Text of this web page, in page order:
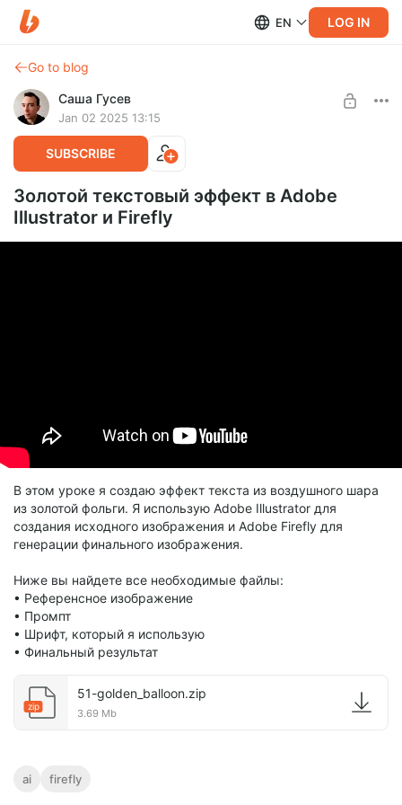
EN LOG IN
Go to blog
Саша Гусев
Jan 02 2025 13:15
SUBSCRIBE
Золотой текстовый эффект в Adobe
Illustrator и Firefly
В этом уроке я создаю эффект текста из воздушного шара
из золотой фольги. Я использую Adobe Illustrator для
создания исходного изображения и Adobe Firefly для
генерации финального изображения.
Ниже вы найдете все необходимые файлы:
• Референсное изображение
• Промпт
• Шрифт, который я использую
• Финальный результат
zip
51-golden_balloon.zip
3.69 Mb
ai firefly